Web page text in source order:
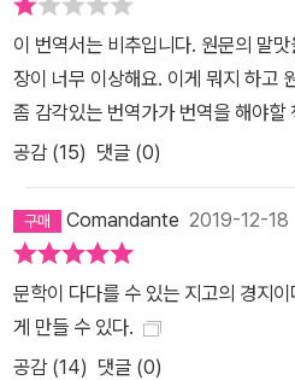
이 번역서는 비추입니다. 원문의 말
장이 너무 이상해요. 이게 뭐지 하고
좀 감각있는 번역가가 번역을 해야할
공감 (15) 댓글 (0)
Comandante 2019-12-18
문학이 다다를 수 있는 지고의 경지
게 만들 수 있다.
공감 (14) 댓글 (0)